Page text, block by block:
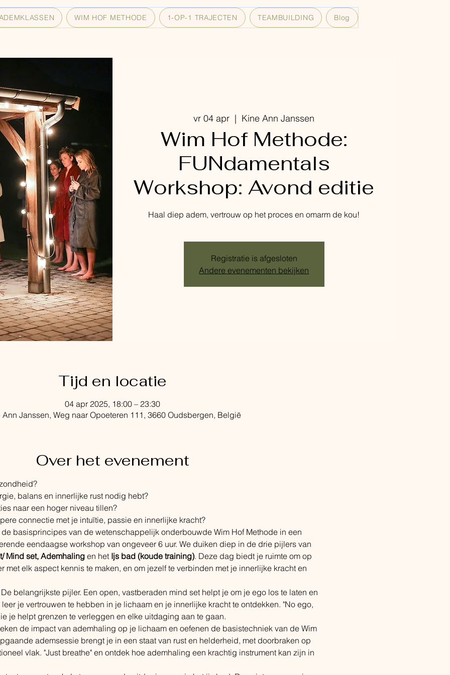
WIM HOF METHODE 1-OP-1 TRAJECTEN TEAMBUILDING Blog
vr 04 apr
  |
Kine Ann Janssen
Wim Hof Methode:
FUNdamentals
Workshop: Avond editie
Haal diep adem, vertrouw op het proces en omarm de kou!
Registratie is afgesloten
Andere evenementen bekijken
Tijd en locatie
04 apr 2025, 18:00 – 23:30
Ann Janssen, Weg naar Opoeteren 111, 3660 Oudsbergen, België
Over het evenement
balans en innerlijke rust nodig hebt?
naar een hoger niveau tillen?
connectie met je intuïtie, passie en innerlijke kracht?
basisprincipes van de wetenschappelijk onderbouwde Wim Hof Methode in een
eendaagse workshop van ongeveer 6 uur. We duiken diep in de drie pijlers van
Mind set, Ademhaling en het Ijs bad (koude training). Deze dag biedt je ruimte om op
met elk aspect kennis te maken​, en om jezelf te verbinden met je innerlijke kracht en
belangrijkste pijler. Een open, vastberaden mind set helpt je om je ego los te laten en
je vertrouwen te hebben in je lichaam en je innerlijke kracht te ontdekken. "No ego,
je helpt grenzen te verleggen en elke uitdaging aan te gaan.
de impact van ademhaling op je lichaam en oefenen de basistechniek van de Wim
ademsessie brengt je in een staat van rust en helderheid, met doorbraken op
vlak. "Just breathe" en ontdek hoe ademhaling een krachtig instrument kan zijn in